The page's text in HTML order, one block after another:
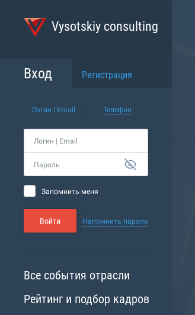
Vysotskiy consulting
Вход Регистрация
Логин | Email Телефон
Логин | Email
Пароль
Запомнить меня
Войти Напомнить пароль
Все события отрасли
Рейтинг и подбор кадров